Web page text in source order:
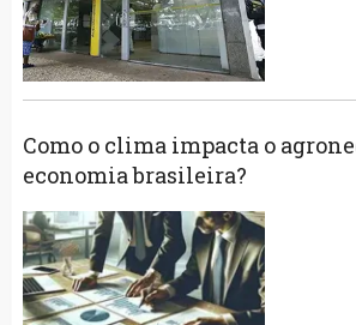
Como o clima impacta o
economia brasileira?